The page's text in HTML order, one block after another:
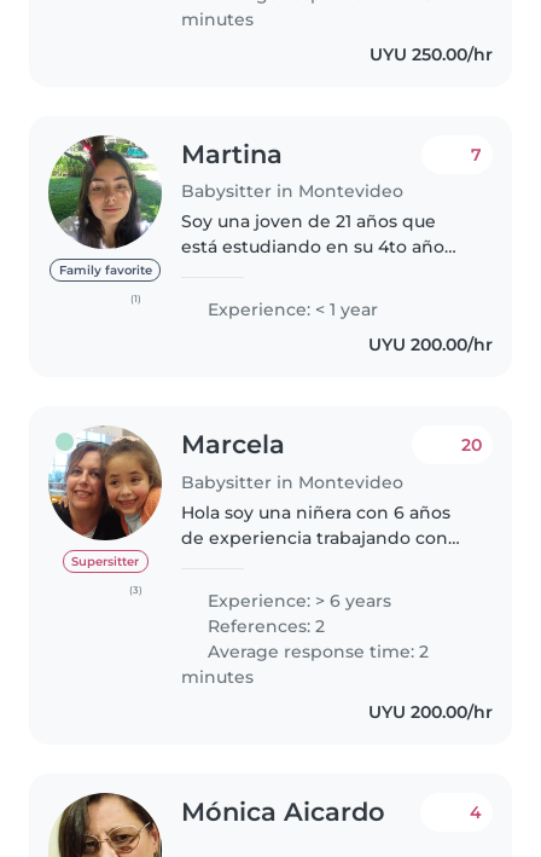
minutes
UYU 250.00/hr
Family favorite
(1)
Martina
Babysitter in Montevideo
7
Soy una joven de 21 años que
está estudiando en su 4to año
está buscando trabajo como
niñera. Estoy llena de energía y
paciencia para cuidar a niños de..
Experience: < 1 year
UYU 200.00/hr
Supersitter
(3)
Marcela
Babysitter in Montevideo
20
Hola soy una niñera con 6 años
de experiencia trabajando con
escolar y bebes. Tengo 51 años
Soy responsable, paciente y
amigable. He completado la
educación..
Experience: > 6 years
References: 2
Average response time: 2
minutes
UYU 200.00/hr
Mónica Aicardo 4